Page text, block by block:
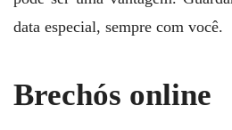
data especial, sempre com você.
Brechós online